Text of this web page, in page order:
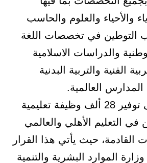
والأحياء والعلوم والحاسب
التوطين في تخصصات اللغة
والدراسات الاسلامية
الفنية والتربية البدنية
العالمية.
ويهدف القرار إلى توفير 28 ألف وظيفة تعليمية
في التعليم الأهلي والعالمي
القادمة، حيث يأتي هذا القرار
الموارد البشرية والتنمية